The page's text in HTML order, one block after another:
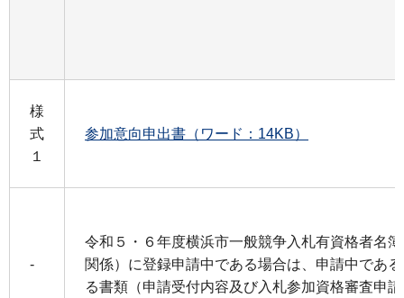
様
式
１
参加意向申出書（ワード：14KB）
-
令和５・６年度横浜市一般競争入札有資格者名
関係）に登録申請中である場合は、申請中であ
る書類（申請受付内容及び入札参加資格審査申